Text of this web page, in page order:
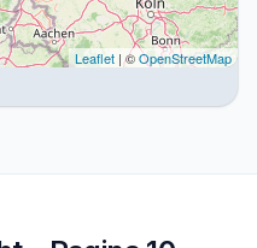
Leaflet | ©OpenStreetMap